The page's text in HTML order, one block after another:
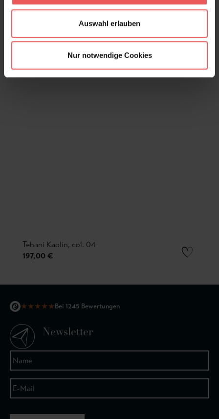
Auswahl erlauben
Nur notwendige Cookies
197,00 €
Tehani Kaolin, col. 04
197,00 €
★★★★★Bei 1245 Bewertungen
Newsletter